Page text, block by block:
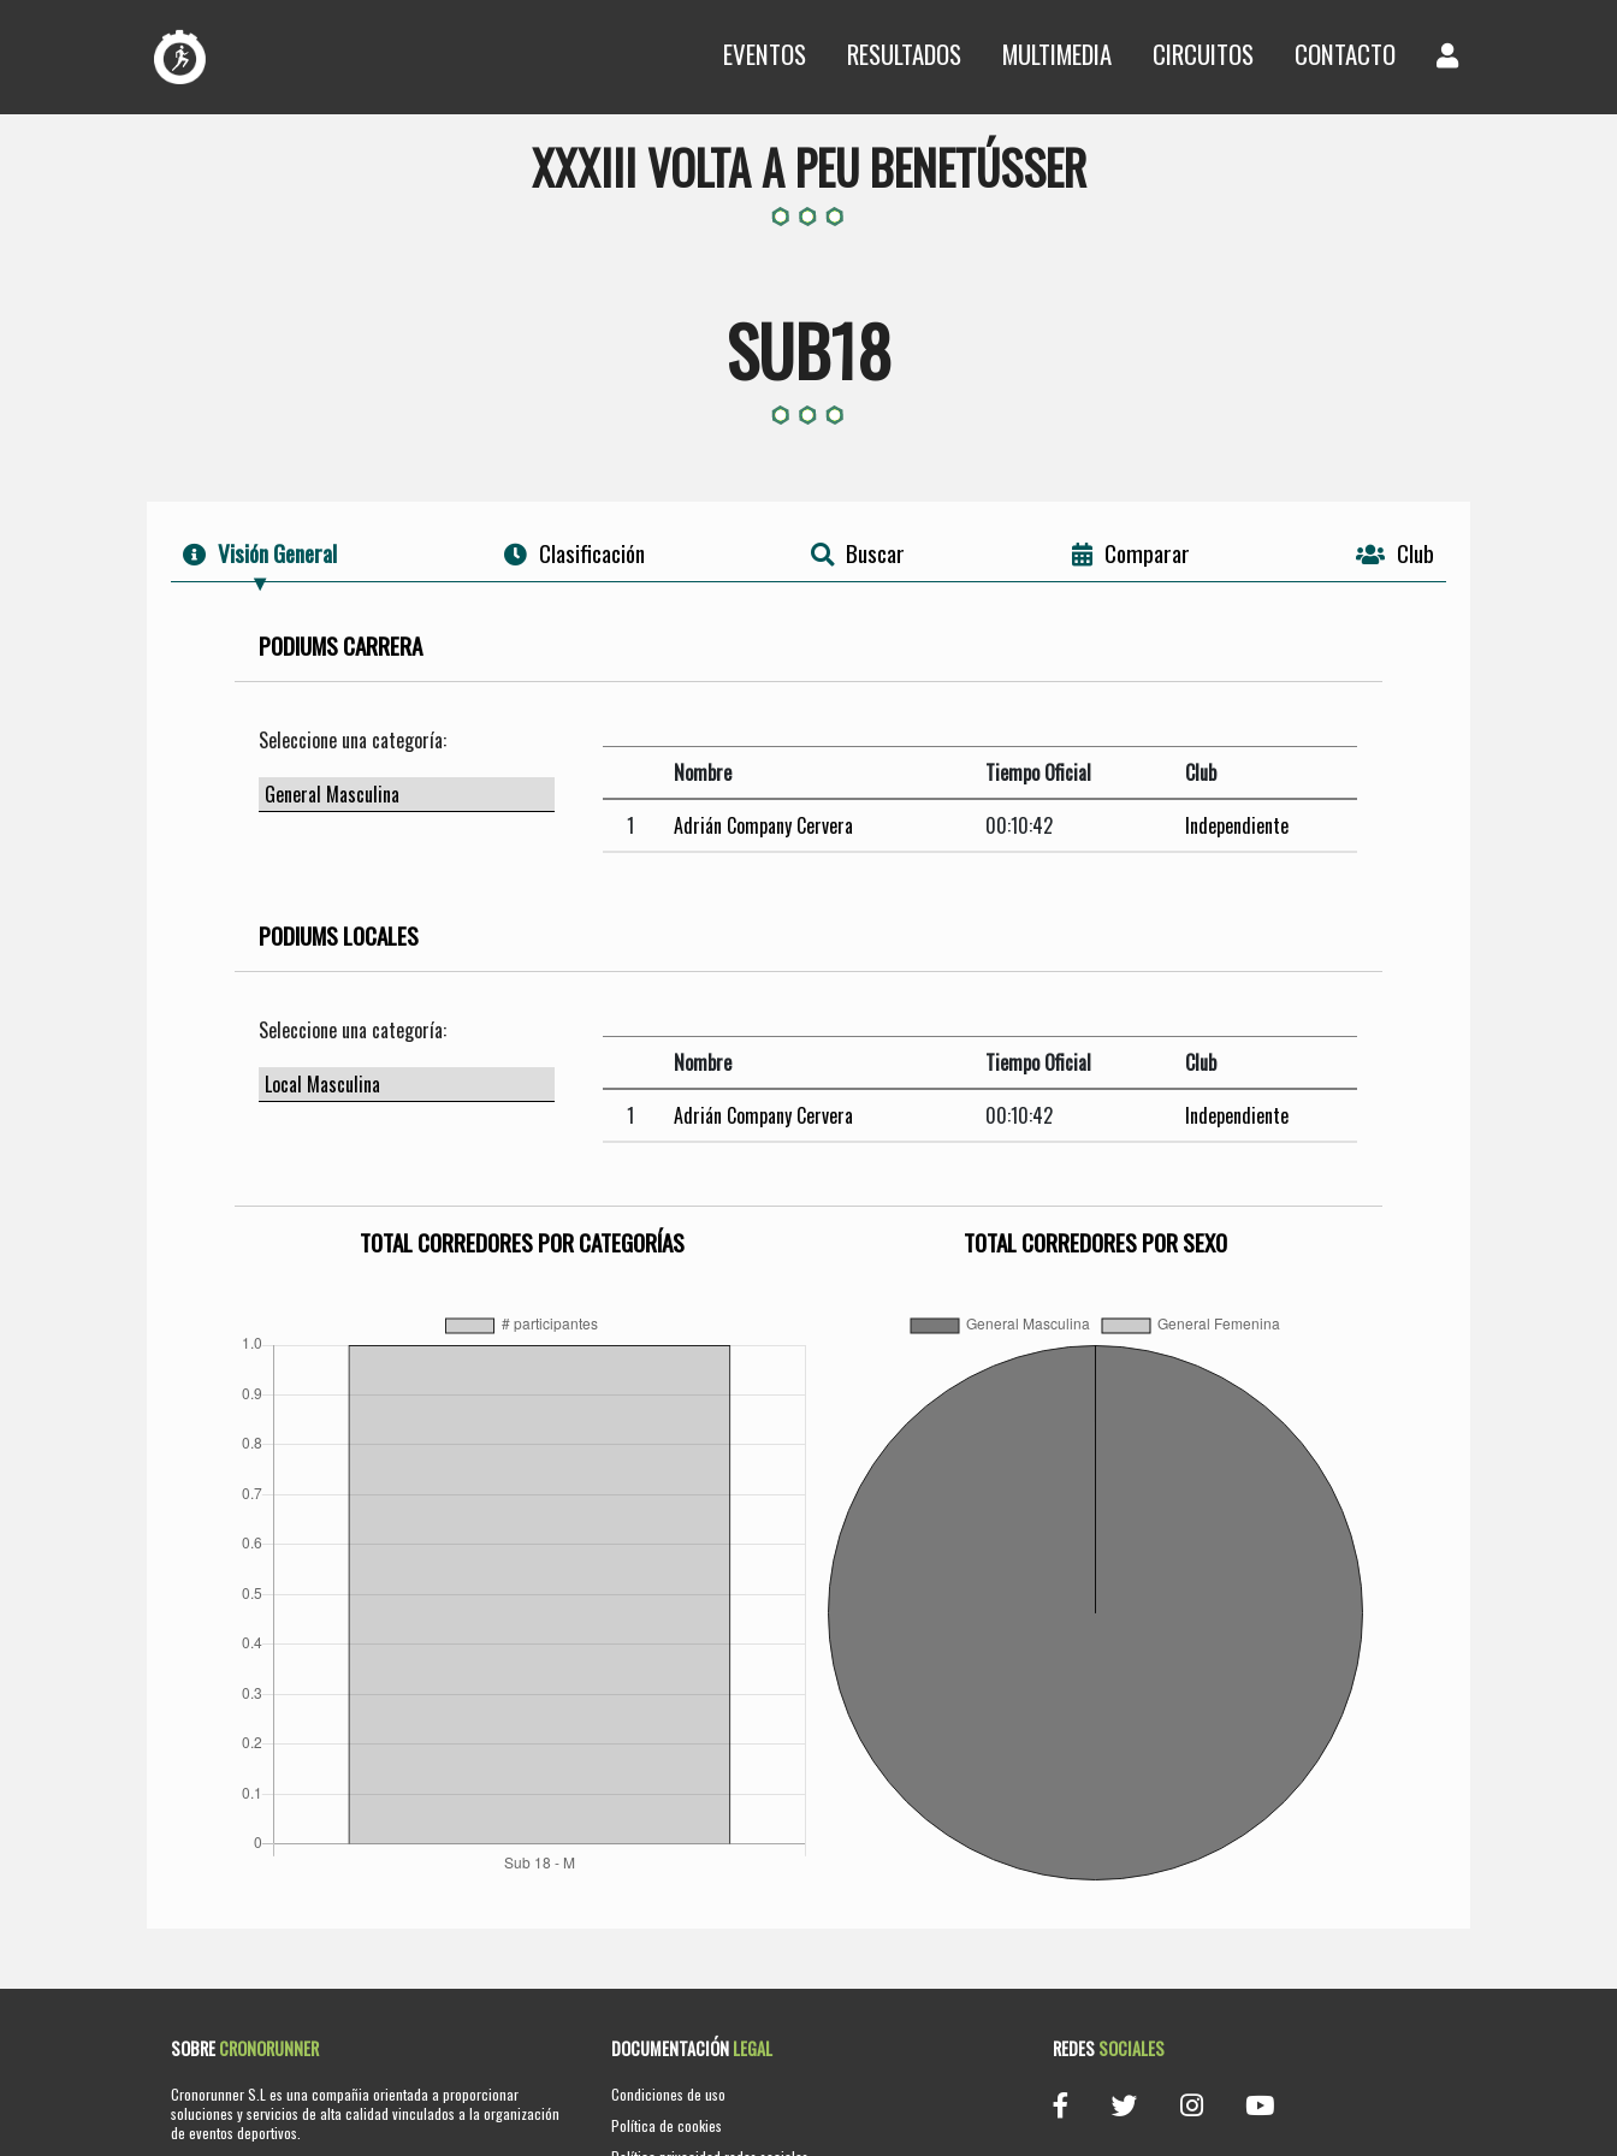
EVENTOS RESULTADOS MULTIMEDIA CIRCUITOS CONTACTO
XXXIII VOLTA A PEU BENETÚSSER
SUB18
Visión General Clasificación Buscar Comparar Club
PODIUMS CARRERA
Seleccione una categoría:
Nombre
Tiempo Oficial
Club
1
Adrián Company Cervera 00:10:42 Independiente
PODIUMS LOCALES
Seleccione una categoría:
Nombre
Tiempo Oficial
Club
1
Adrián Company Cervera 00:10:42 Independiente
TOTAL CORREDORES POR CATEGORÍAS TOTAL CORREDORES POR SEXO
SOBRECRONORUNNER
Cronorunner S.L es una compañia orientada a proporcionar
soluciones y servicios de alta calidad vinculados a la organización
de eventos deportivos.
DOCUMENTACIÓNLEGAL
Condiciones de uso
Política de cookies
REDESSOCIALES